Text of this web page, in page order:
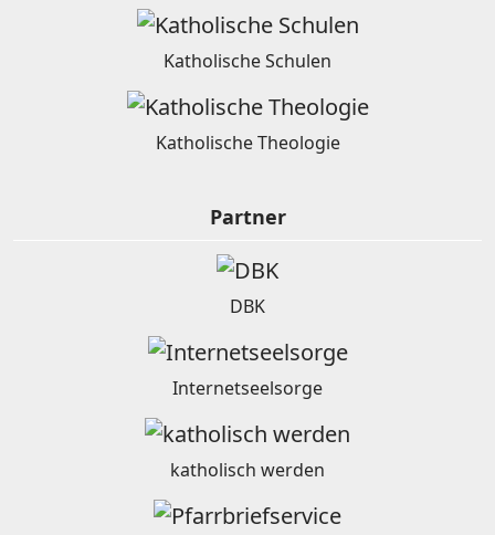
Katholische Schulen
Katholische Theologie
Partner
DBK
Internetseelsorge
katholisch werden